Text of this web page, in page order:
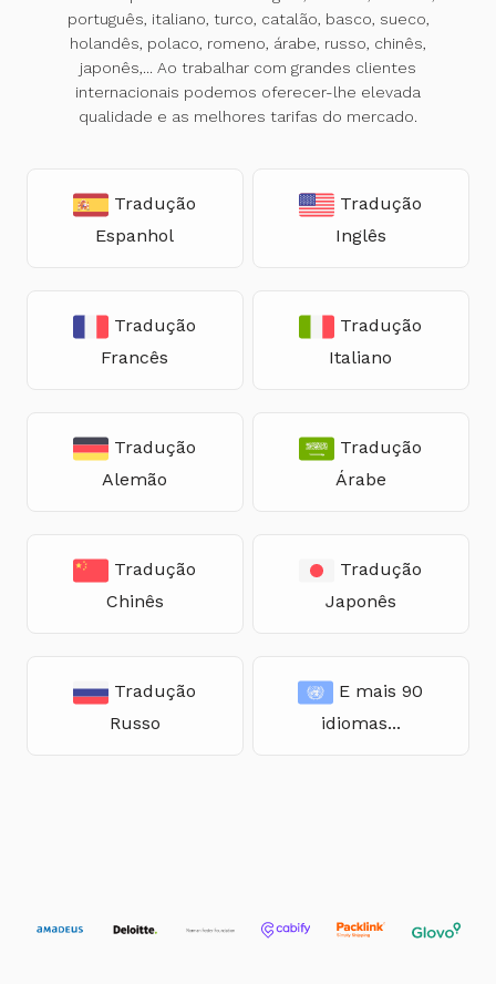
português, italiano, turco, catalão, basco, sueco,
holandês, polaco, romeno, árabe, russo, chinês,
japonês,... Ao trabalhar com grandes clientes
internacionais podemos oferecer-lhe elevada
qualidade e as melhores tarifas do mercado.
Tradução
Espanhol
Tradução
Inglês
Tradução
Francês
Tradução
Italiano
Tradução
Alemão
Tradução
Árabe
Tradução
Chinês
Tradução
Japonês
Tradução
Russo
E mais 90
idiomas...